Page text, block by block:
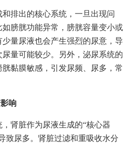
排出的核心系统，一旦出现问
膀胱功能异常，膀胱容量变小或
量尿液也会产生强烈的尿意，导
量可能较少。另外，泌尿系统的
黏膜敏感，引发尿频、尿多，常
响
肾脏作为尿液生成的“核心器
致尿多。肾脏过滤和重吸收水分